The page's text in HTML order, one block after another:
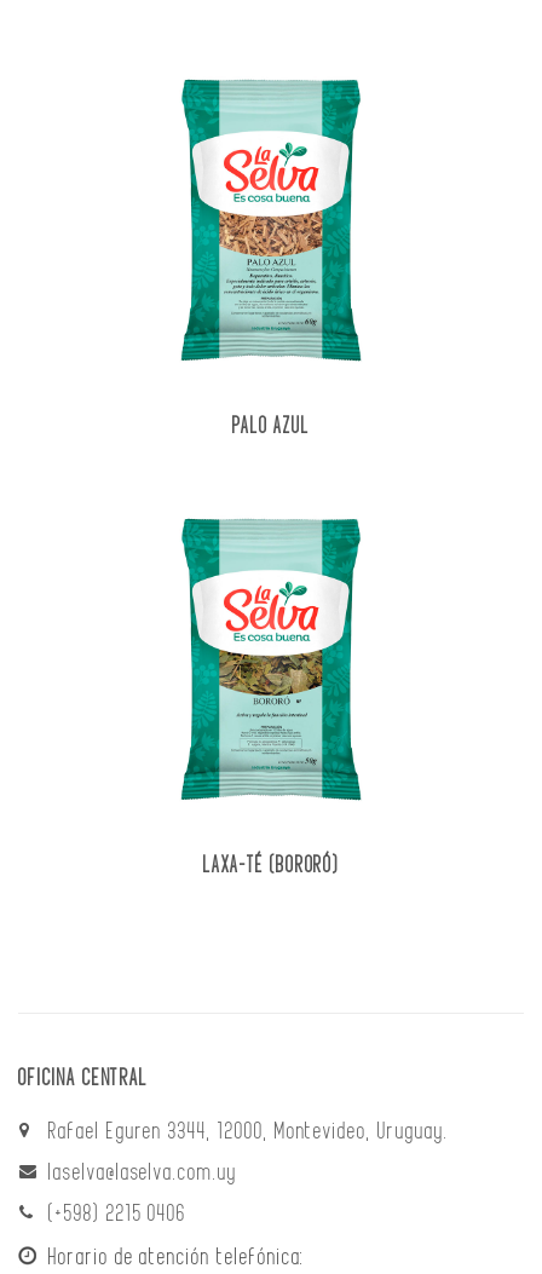
PALO AZUL
LAXA-TÉ (BORORÓ)
OFICINA CENTRAL
Rafael Eguren 3344, 12000, Montevideo, Uruguay.
laselva@laselva.com.uy
(+598) 2215 0406
Horario de atención telefónica: